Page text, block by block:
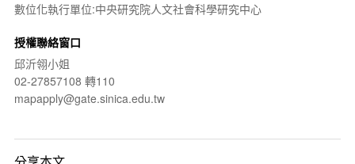
數位化執行單位:中央研究院人文社會科學研究中心
授權聯絡窗口
邱沂翎小姐
02-27857108 轉110
mapapply@gate.sinica.edu.tw